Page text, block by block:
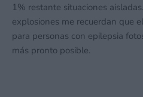
1% restante situaciones
explosiones me recuerdan que
para personas con epilepsia
más pronto posible.